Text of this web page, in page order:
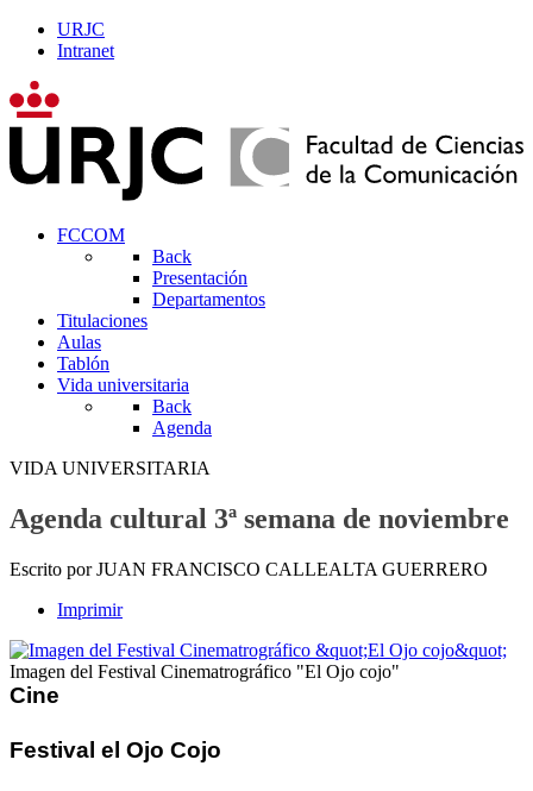
URJC
Intranet
FCCOM
Back
Presentación
Departamentos
Titulaciones
Aulas
Tablón
Vida universitaria
Back
Agenda
VIDA UNIVERSITARIA
Agenda cultural 3ª semana de noviembre
Escrito por JUAN FRANCISCO CALLEALTA GUERRERO
Imprimir
Imagen del Festival Cinematrográfico "El Ojo cojo"
Cine
Festival el Ojo Cojo